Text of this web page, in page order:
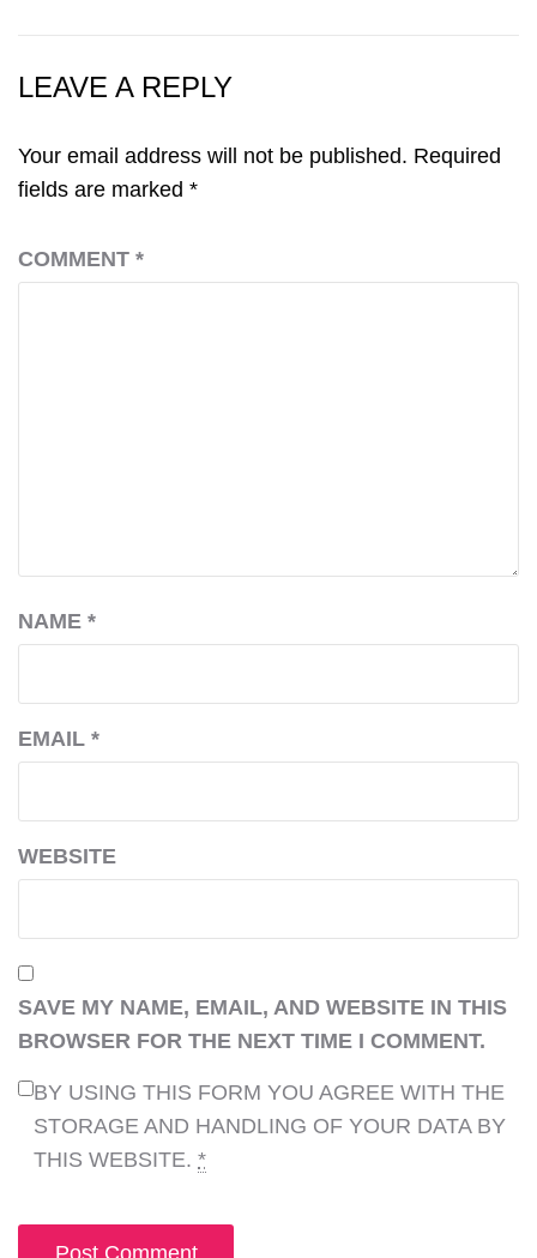
LEAVE A REPLY
Your email address will not be published. Required
fields are marked *
COMMENT *
NAME *
EMAIL *
WEBSITE
SAVE MY NAME, EMAIL, AND WEBSITE IN THIS
BROWSER FOR THE NEXT TIME I COMMENT.
BY USING THIS FORM YOU AGREE WITH THE
STORAGE AND HANDLING OF YOUR DATA BY
THIS WEBSITE. *